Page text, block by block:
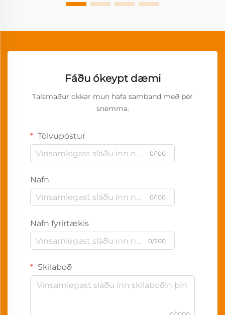
Fáðu ókeypt dæmi
Talsmaður okkar mun hafa samband með þér
snemma.
Tölvupóstur
0/100
Nafn
0/100
Nafn fyrirtækis
0/200
Skilaboð